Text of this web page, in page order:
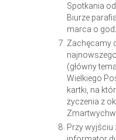
Spotkania
Biurze
marca o
Zachęcamy
(główny
Wielkiego
kartki, na
życzenia z
Przy wyjściu